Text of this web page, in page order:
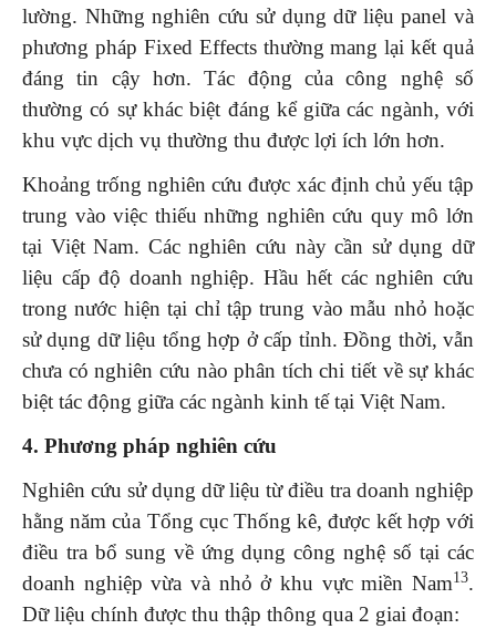
lường. Những nghiên cứu sử dụng dữ liệu panel và
phương pháp Fixed Effects thường mang lại kết quả
đáng tin cậy hơn. Tác động của công nghệ số
thường có sự khác biệt đáng kể giữa các ngành, với
khu vực dịch vụ thường thu được lợi ích lớn hơn.
Khoảng trống nghiên cứu được xác định chủ yếu tập
trung vào việc thiếu những nghiên cứu quy mô lớn
tại Việt Nam. Các nghiên cứu này cần sử dụng dữ
liệu cấp độ doanh nghiệp. Hầu hết các nghiên cứu
trong nước hiện tại chỉ tập trung vào mẫu nhỏ hoặc
sử dụng dữ liệu tổng hợp ở cấp tỉnh. Đồng thời, vẫn
chưa có nghiên cứu nào phân tích chi tiết về sự khác
biệt tác động giữa các ngành kinh tế tại Việt Nam.
4. Phương pháp nghiên cứu
Nghiên cứu sử dụng dữ liệu từ điều tra doanh nghiệp
hằng năm của Tổng cục Thống kê, được kết hợp với
điều tra bổ sung về ứng dụng công nghệ số tại các
doanh nghiệp vừa và nhỏ ở khu vực miền Nam13.
Dữ liệu chính được thu thập thông qua 2 giai đoạn: